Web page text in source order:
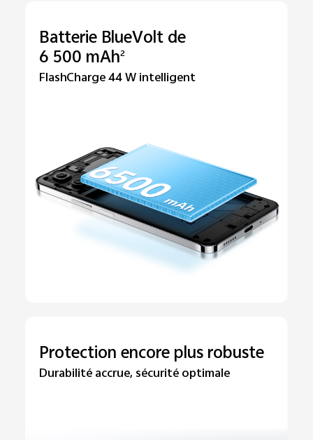
Batterie BlueVolt de
6 500 mAh2
FlashCharge 44 W intelligent
Protection encore plus robuste
Durabilité accrue, sécurité optimale